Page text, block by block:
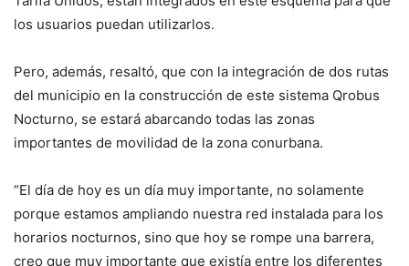
los usuarios puedan utilizarlos.
Pero, además, resaltó, que con la integración de dos rutas
del municipio en la construcción de este sistema Qrobus
Nocturno, se estará abarcando todas las zonas
importantes de movilidad de la zona conurbana.
“El día de hoy es un día muy importante, no solamente
porque estamos ampliando nuestra red instalada para los
horarios nocturnos, sino que hoy se rompe una barrera,
creo que muy importante que existía entre los diferentes